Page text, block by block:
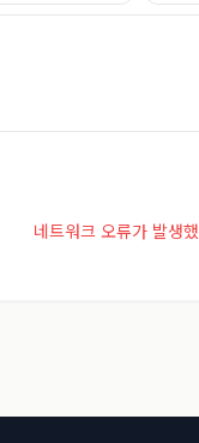
네트워크 오류가 발생